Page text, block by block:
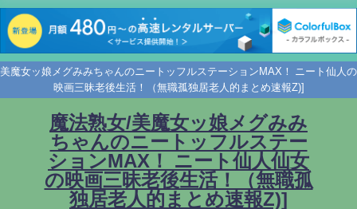
美魔女ッ娘メグみみちゃんのニートッフルステーションMAX！ ニート仙人の
映画三昧老後生活！（無職孤独居老人的まとめ速報Z)]
魔法熟女/美魔女ッ娘メグみみ
ちゃんのニートッフルステー
ションMAX！ ニート仙人仙女
の映画三昧老後生活！（無職孤
独居老人的まとめ速報Z)]